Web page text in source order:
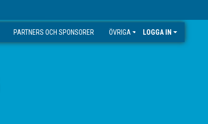
PARTNERS OCH SPONSORER ÖVRIGA LOGGA IN